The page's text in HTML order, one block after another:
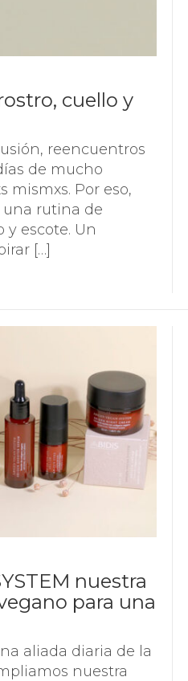
cuello y
reencuentros
de mucho
mismxs. Por eso,
una rutina de
y escote. Un
[…]
nuestra
para una
aliada diaria de la
nuestra